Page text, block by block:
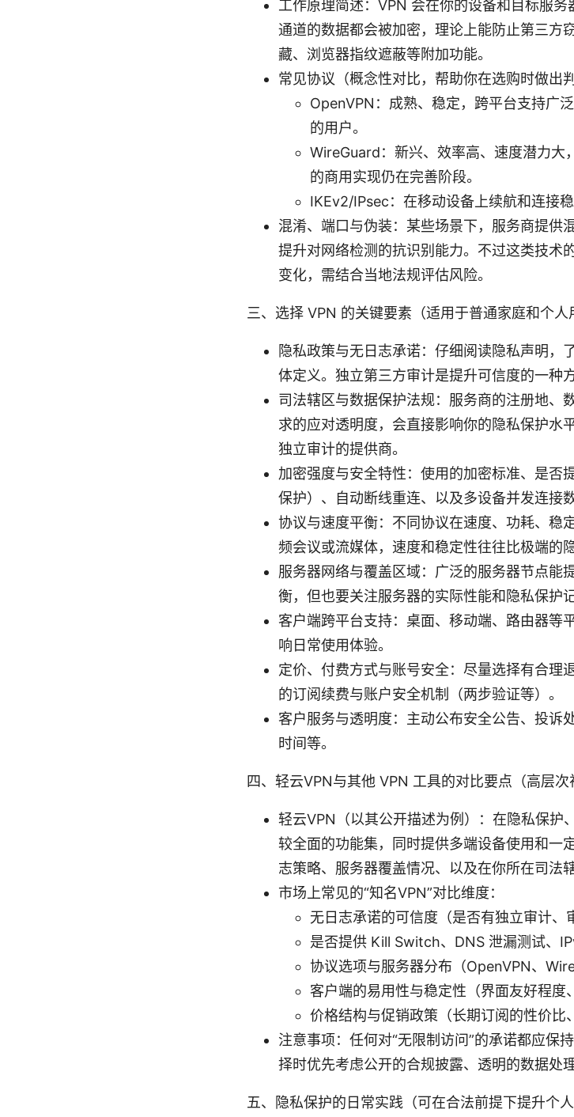
工作原理简述：VPN 会在你的设备和目标服
通道的数据都会被加密，理论上能防止第三方
藏、浏览器指纹遮蔽等附加功能。
常见协议（概念性对比，帮助你在选购时做出判
OpenVPN：成熟、稳定，跨平台支持广
的用户。
WireGuard：新兴、效率高、速度潜力大
的商用实现仍在完善阶段。
IKEv2/IPsec：在移动设备上续航和连接
混淆、端口与伪装：某些场景下，服务商提供
提升对网络检测的抗识别能力。不过这类技术
变化，需结合当地法规评估风险。
三、选择 VPN 的关键要素（适用于普通家庭和个人
隐私政策与无日志承诺：仔细阅读隐私声明，
体定义。独立第三方审计是提升可信度的一种
司法辖区与数据保护法规：服务商的注册地、
求的应对透明度，会直接影响你的隐私保护水
独立审计的提供商。
加密强度与安全特性：使用的加密标准、是否
保护）、自动断线重连、以及多设备并发连接数
协议与速度平衡：不同协议在速度、功耗、稳
频会议或流媒体，速度和稳定性往往比极端的
服务器网络与覆盖区域：广泛的服务器节点能
衡，但也要关注服务器的实际性能和隐私保护记
客户端跨平台支持：桌面、移动端、路由器等
响日常使用体验。
定价、付费方式与账号安全：尽量选择有合理
的订阅续费与账户安全机制（两步验证等）。
客户服务与透明度：主动公布安全公告、投诉
时间等。
四、轻云VPN与其他 VPN 工具的对比要点（高层次
轻云VPN（以其公开描述为例）：在隐私保护
较全面的功能集，同时提供多端设备使用和一
志策略、服务器覆盖情况、以及在你所在司法
市场上常见的“知名VPN”对比维度：
无日志承诺的可信度（是否有独立审计、
是否提供 Kill Switch、DNS 泄漏测试、
协议选项与服务器分布（OpenVPN、
客户端的易用性与稳定性（界面友好程度
价格结构与促销政策（长期订阅的性价比
注意事项：任何对“无限制访问”的承诺都应保
择时优先考虑公开的合规披露、透明的数据处
五、隐私保护的日常实践（可在合法前提下提升个人